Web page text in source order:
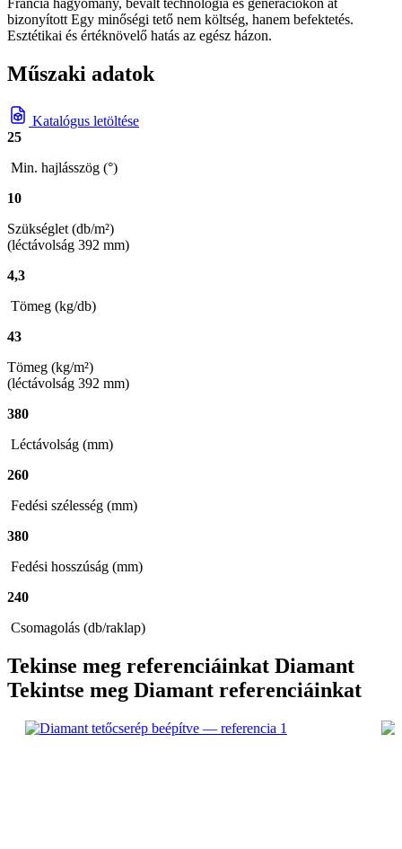
Francia hagyomány, bevált technológia és generációkon át
bizonyított Egy minőségi tető nem költség, hanem befektetés.
Esztétikai és értéknövelő hatás az egész házon.
Műszaki adatok
Katalógus letöltése
25
Min. hajlásszög (°)
10
Szükséglet (db/m²)
(léctávolság 392 mm)
4,3
Tömeg (kg/db)
43
Tömeg (kg/m²)
(léctávolság 392 mm)
380
Léctávolság (mm)
260
Fedési szélesség (mm)
380
Fedési hosszúság (mm)
240
Csomagolás (db/raklap)
Tekinse meg referenciáinkat Diamant
Tekintse meg Diamant referenciáinkat